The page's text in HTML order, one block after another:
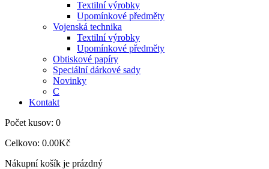
Textilní výrobky
Upomínkové předměty
Vojenská technika
Textilní výrobky
Upomínkové předměty
Obtiskové papíry
Speciální dárkové sady
Novinky
C
Kontakt
Počet kusov: 0
Celkovo: 0.00Kč
Nákupní košík je prázdný